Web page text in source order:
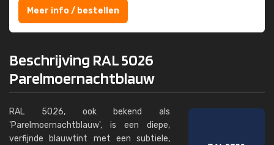
Meer info / bestellen
Beschrijving RAL 5026
Parelmoernachtblauw
RAL 5026, ook bekend als
'Parelmoernachtblauw', is een diepe,
verfijnde blauwtint met een subtiele,